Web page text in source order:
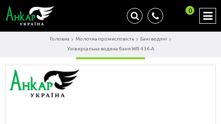
0
Головна Молочна промисловість
Бані водяні
Універсальна водяна баня WB 436-A